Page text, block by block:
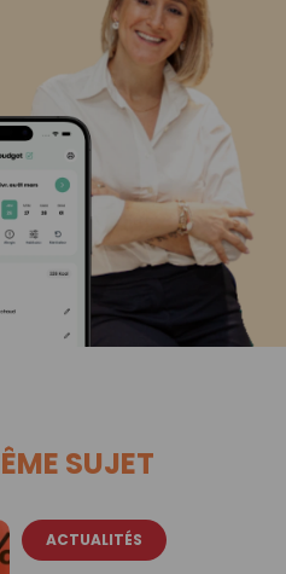
SUJET
ACTUALITÉS